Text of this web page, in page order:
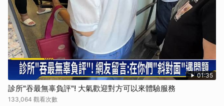
01:35
診所"吞最無辜負評"! 大氣歡迎對方可以來體驗服務
133,064 觀看次數
取消